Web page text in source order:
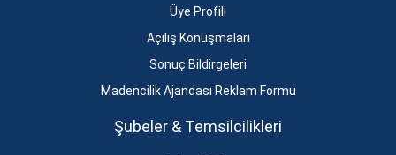
Üye Profili
Açılış Konuşmaları
Sonuç Bildirgeleri
Madencilik Ajandası Reklam Formu
Şubeler & Temsilcilikleri